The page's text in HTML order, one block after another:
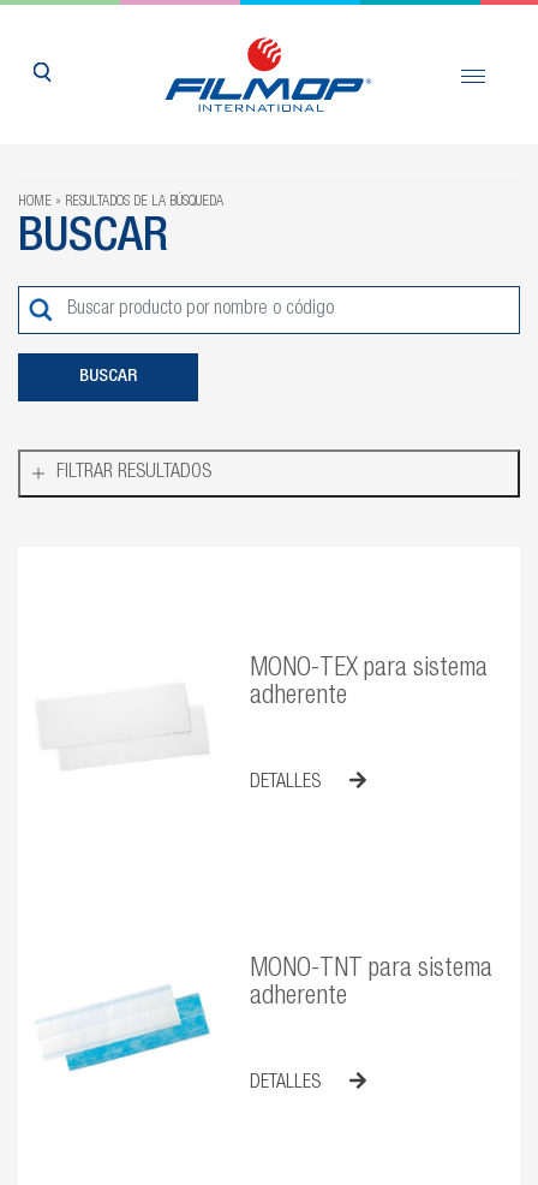
HOME RESULTADOS DE LA BÚSQUEDA
BUSCAR
FILTRAR RESULTADOS
MONO-TEX para sistema
adherente
DETALLES
MONO-TNT para sistema
adherente
DETALLES